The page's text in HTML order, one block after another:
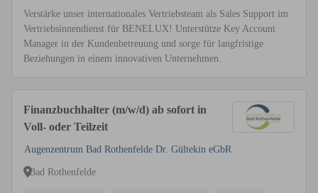
Verstärke unser internationales Vertriebsteam als Sales Support im
Vertriebsinnendienst für BENELUX! Unterstütze Key Account
Manager in der Kundenbetreuung und sorge für langfristige
Beziehungen in einem innovativen Unternehmen.
Finanzbuchhalter (m/w/d) ab sofort in
Voll- oder Teilzeit
Augenzentrum Bad Rothenfelde Dr. Gültekin eGbR
Bad Rothenfelde